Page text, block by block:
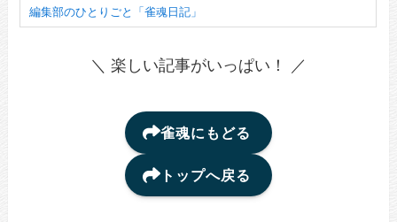
編集部のひとりごと「雀魂日記」
＼ 楽しい記事がいっぱい！ ／
雀魂にもどる
トップへ戻る